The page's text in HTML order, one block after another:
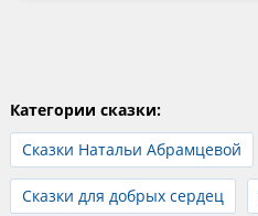
Категории сказки:
Сказки Натальи Абрамцевой
Сказки для добрых сердец